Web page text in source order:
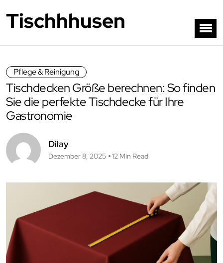
Tischhhusen
Pflege & Reinigung
Tischdecken Größe berechnen: So finden
Sie die perfekte Tischdecke für Ihre
Gastronomie
Dilay
Dezember 8, 2025 12 Min Read